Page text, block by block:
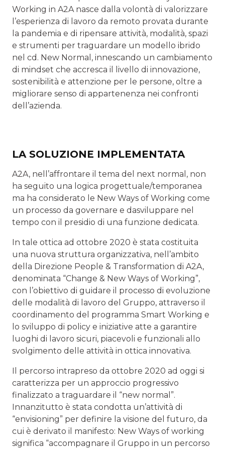
Working in A2A nasce dalla volontà di valorizzare
l’esperienza di lavoro da remoto provata durante
la pandemia e di ripensare attività, modalità, spazi
e strumenti per traguardare un modello ibrido
nel cd. New Normal, innescando un cambiamento
di mindset che accresca il livello di innovazione,
sostenibilità e attenzione per le persone, oltre a
migliorare senso di appartenenza nei confronti
dell’azienda.
LA SOLUZIONE IMPLEMENTATA
A2A, nell’affrontare il tema del next normal, non
ha seguito una logica progettuale/temporanea
ma ha considerato le New Ways of Working come
un processo da governare e dasviluppare nel
tempo con il presidio di una funzione dedicata.
In tale ottica ad ottobre 2020 è stata costituita
una nuova struttura organizzativa, nell’ambito
della Direzione People & Transformation di A2A,
denominata “Change & New Ways of Working”,
con l’obiettivo di guidare il processo di evoluzione
delle modalità di lavoro del Gruppo, attraverso il
coordinamento del programma Smart Working e
lo sviluppo di policy e iniziative atte a garantire
luoghi di lavoro sicuri, piacevoli e funzionali allo
svolgimento delle attività in ottica innovativa.
Il percorso intrapreso da ottobre 2020 ad oggi si
caratterizza per un approccio progressivo
finalizzato a traguardare il “new normal”.
Innanzitutto è stata condotta un’attività di
“envisioning” per definire la visione del futuro, da
cui è derivato il manifesto: New Ways of working
significa “accompagnare il Gruppo in un percorso